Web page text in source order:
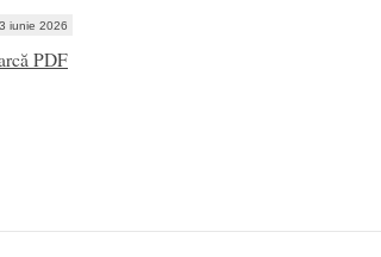
3 iunie 2026
PDF